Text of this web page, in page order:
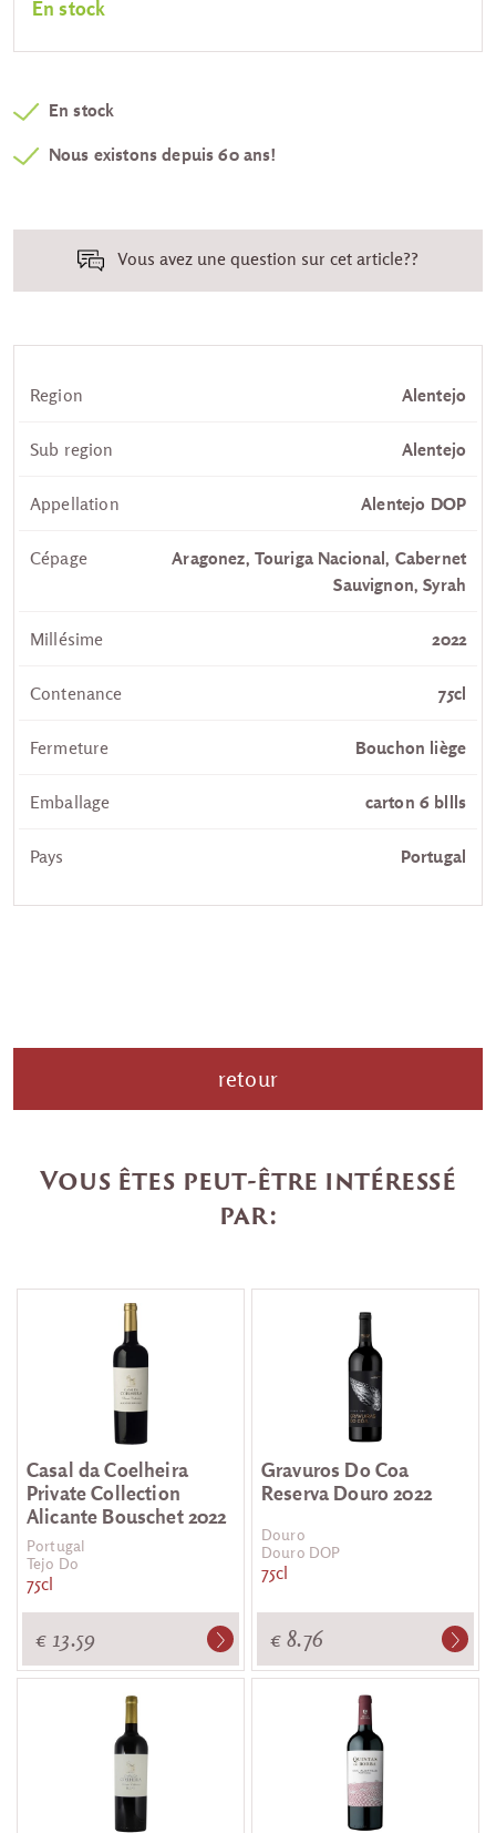
En stock
En stock
Nous existons depuis 60 ans!
Vous avez une question sur cet article??
Region Alentejo
Sub region Alentejo
Appellation Alentejo DOP
Cépage
Aragonez, Touriga Nacional, Cabernet
Sauvignon, Syrah
Millésime 2022
Contenance 75cl
Fermeture Bouchon liège
Emballage carton 6 bllls
Pays Portugal
retour
Vous êtes peut-être intéressé
par:
Casal da Coelheira
Private Collection
Alicante Bouschet 2022
Portugal
Tejo Do
75cl
€ 13.59
Gravuros Do Coa
Reserva Douro 2022
Douro
Douro DOP
75cl
€ 8.76